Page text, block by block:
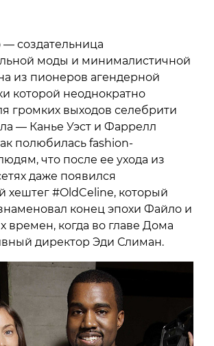
создательница
моды и минималистичной
из пионеров агендерной
которой неоднократно
громких выходов селебрити
— Канье Уэст и Фаррелл
полюбилась fashion-
что после ее ухода из
даже появился
хештег #OldCeline, который
конец эпохи Файло и
времен, когда во главе Дома
директор Эди Слиман.